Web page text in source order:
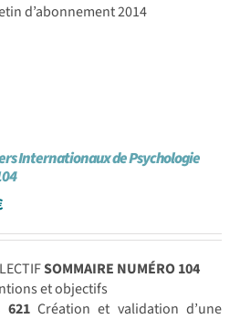
d’abonnement 2014
Internationaux de Psychologie
SOMMAIRE NUMÉRO 104
et objectifs
621Création et validation d’une